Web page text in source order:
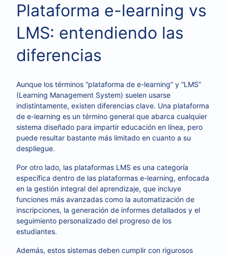
Plataforma e-learning vs
LMS: entendiendo las
diferencias
Aunque los términos “plataforma de e-learning” y “LMS”
(Learning Management System) suelen usarse
indistintamente, existen diferencias clave. Una plataforma
de e-learning es un término general que abarca cualquier
sistema diseñado para impartir educación en línea, pero
puede resultar bastante más limitado en cuanto a su
despliegue.
Por otro lado, las plataformas LMS es una categoría
específica dentro de las plataformas e-learning, enfocada
en la gestión integral del aprendizaje, que incluye
funciones más avanzadas como la automatización de
inscripciones, la generación de informes detallados y el
seguimiento personalizado del progreso de los
estudiantes.
Además, estos sistemas deben cumplir con rigurosos